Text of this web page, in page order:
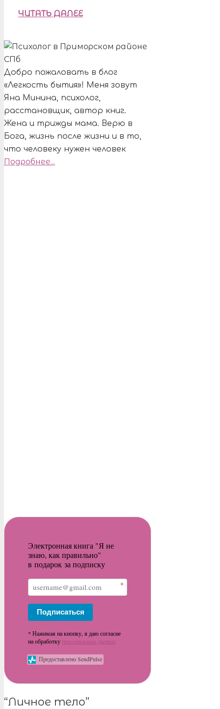
ЧИТАТЬ ДАЛЕЕ
Добро пожаловать в блог
«Легкость бытия»! Меня зовут
Яна Минина, психолог,
расстановщик, автор книг.
Жена и трижды мама. Верю в
Бога, жизнь после жизни и в то,
что человеку нужен человек
Подробнее...
Электронная книга "Я не
знаю, как правильно"
в подарок за подписку
*
Подписаться
* Нажимая на кнопку, я даю согласие
на обработку персональных данных
Предоставлено SendPulse
“Личное тело”